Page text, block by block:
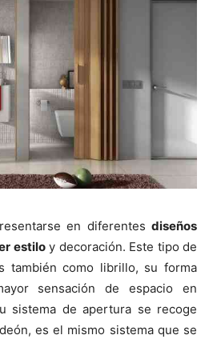
en diferentes diseños
estiloy decoración. Este tipo de
también como librillo, su forma
sensación de espacio en
sistema de apertura se recoge
es el mismo sistema que se